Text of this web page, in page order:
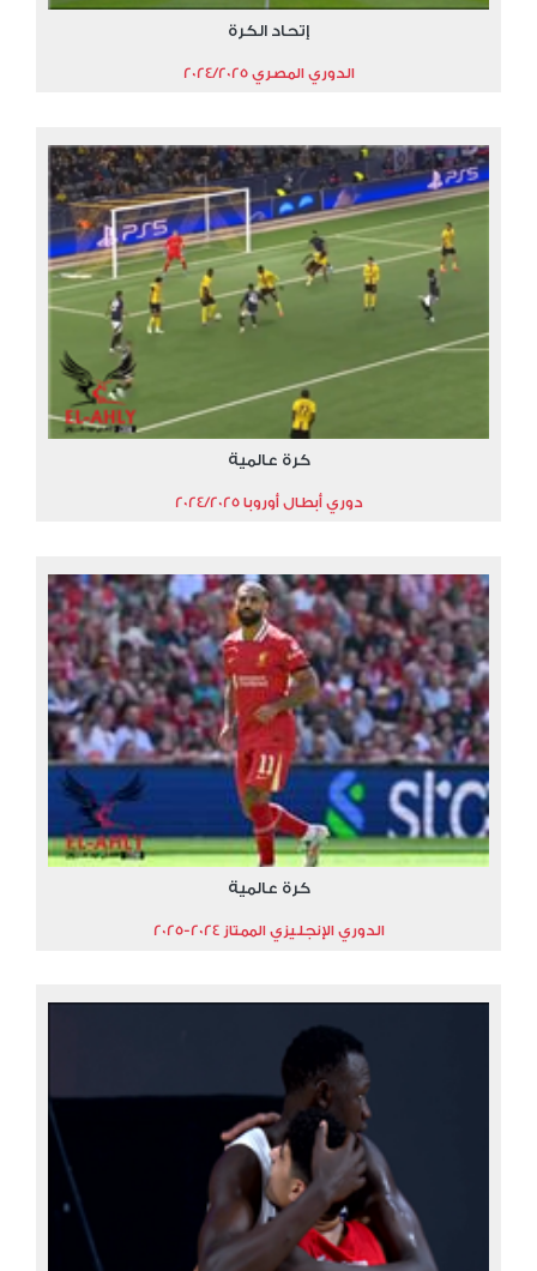
إتحاد الكرة
الدوري المصري 2024/2025
كرة عالمية
دوري أبطال أوروبا 2024/2025
كرة عالمية
الدوري الإنجليزي الممتاز 2024-2025